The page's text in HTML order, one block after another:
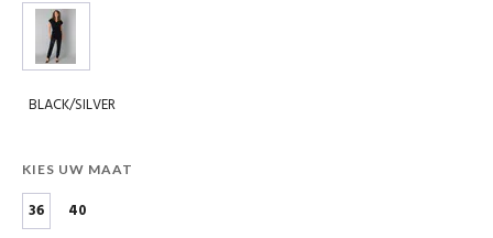
BLACK/SILVER
KIES UW MAAT
36 40